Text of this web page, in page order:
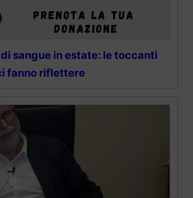
sangue in estate: le toccanti
fanno riflettere